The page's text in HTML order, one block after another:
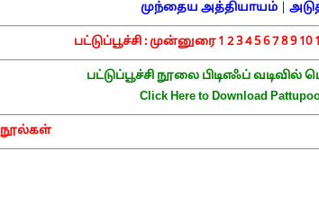
முந்தைய அத்தியாயம்|
பட்டுப்பூச்சி :முன்னுரை1 2345678910
பட்டுப்பூச்சி நூலை பிடிஎஃப்
Click Here to Download